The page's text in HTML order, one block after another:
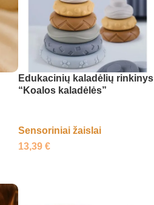
Edukacinių kaladėlių rinkinys
“Koalos kaladėlės”
Sensoriniai žaislai
13,39 €